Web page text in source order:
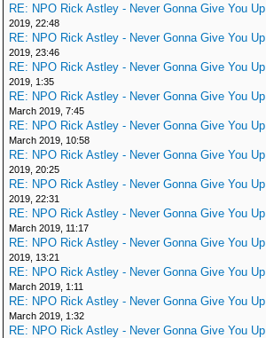
RE: NPO Rick Astley - Never Gonna Give You Up
2019, 22:48
RE: NPO Rick Astley - Never Gonna Give You Up
2019, 23:46
RE: NPO Rick Astley - Never Gonna Give You Up
2019, 1:35
RE: NPO Rick Astley - Never Gonna Give You Up
March 2019, 7:45
RE: NPO Rick Astley - Never Gonna Give You Up
March 2019, 10:58
RE: NPO Rick Astley - Never Gonna Give You Up
2019, 20:25
RE: NPO Rick Astley - Never Gonna Give You Up
2019, 22:31
RE: NPO Rick Astley - Never Gonna Give You Up
March 2019, 11:17
RE: NPO Rick Astley - Never Gonna Give You Up
2019, 13:21
RE: NPO Rick Astley - Never Gonna Give You Up
March 2019, 1:11
RE: NPO Rick Astley - Never Gonna Give You Up
March 2019, 1:32
RE: NPO Rick Astley - Never Gonna Give You Up